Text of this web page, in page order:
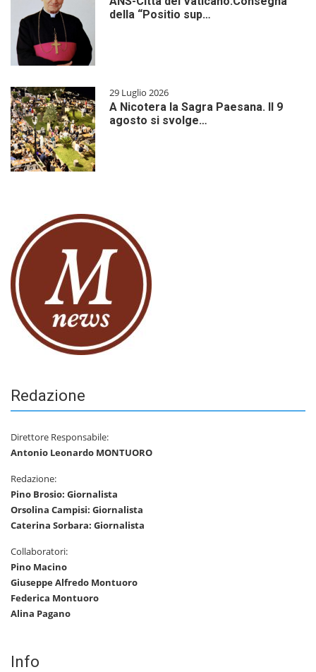
della “Positio sup…
29 Luglio 2026
A Nicotera la Sagra Paesana. Il 9
agosto si svolge…
Redazione
Direttore Responsabile:
Antonio Leonardo MONTUORO
Redazione:
Pino Brosio: Giornalista
Orsolina Campisi: Giornalista
Caterina Sorbara: Giornalista
Collaboratori:
Pino Macino
Giuseppe Alfredo Montuoro
Federica Montuoro
Alina Pagano
Info